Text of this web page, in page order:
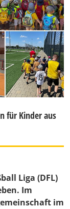
für Kinder aus
Liga (DFL)
Im
im